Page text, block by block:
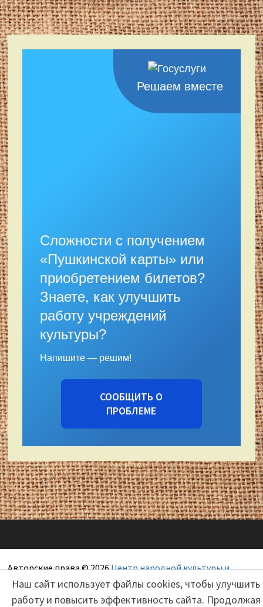
Решаем вместе
Сложности с получением
«Пушкинской карты» или
приобретением билетов?
Знаете, как улучшить
работу учреждений
культуры?
Напишите — решим!
СООБЩИТЬ О
ПРОБЛЕМЕ
Авторские права © 2026Центр народной культуры и
художественных ремесел "Сокольский"
Наш сайт использует файлы cookies, чтобы улучшить
работу и повысить эффективность сайта. Продолжая